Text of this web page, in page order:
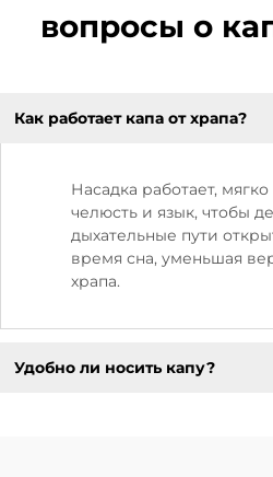
вопросы о
Как работает капа от храпа?
Насадка работает,
челюсть и язык, чтобы
дыхательные пути
время сна, уменьшая
храпа.
Удобно ли носить капу?